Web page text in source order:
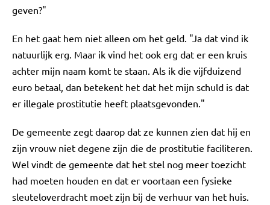
geven?"
En het gaat hem niet alleen om het geld. "Ja dat vind ik
natuurlijk erg. Maar ik vind het ook erg dat er een kruis
achter mijn naam komt te staan. Als ik die vijfduizend
euro betaal, dan betekent het dat het mijn schuld is dat
er illegale prostitutie heeft plaatsgevonden."
De gemeente zegt daarop dat ze kunnen zien dat hij en
zijn vrouw niet degene zijn die de prostitutie faciliteren.
Wel vindt de gemeente dat het stel nog meer toezicht
had moeten houden en dat er voortaan een fysieke
sleuteloverdracht moet zijn bij de verhuur van het huis.